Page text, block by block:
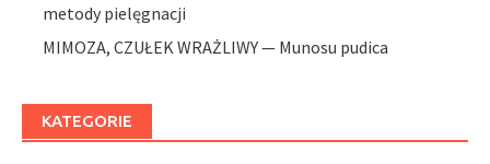
metody pielęgnacji
MIMOZA, CZUŁEK WRAŻLIWY — Munosu pudica
KATEGORIE